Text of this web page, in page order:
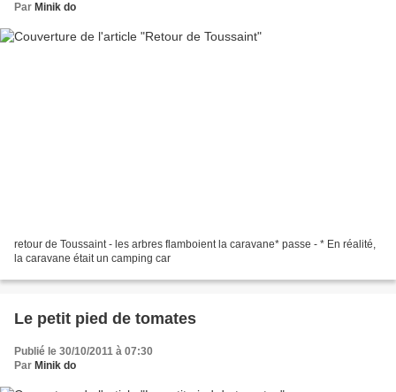
Par Minik do
retour de Toussaint - les arbres flamboient la caravane* passe - * En réalité,
la caravane était un camping car
Le petit pied de tomates
Publié le 30/10/2011 à 07:30
Par Minik do